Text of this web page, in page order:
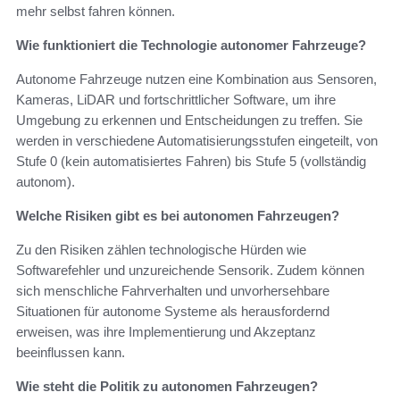
mehr selbst fahren können.
Wie funktioniert die Technologie autonomer Fahrzeuge?
Autonome Fahrzeuge nutzen eine Kombination aus Sensoren,
Kameras, LiDAR und fortschrittlicher Software, um ihre
Umgebung zu erkennen und Entscheidungen zu treffen. Sie
werden in verschiedene Automatisierungsstufen eingeteilt, von
Stufe 0 (kein automatisiertes Fahren) bis Stufe 5 (vollständig
autonom).
Welche Risiken gibt es bei autonomen Fahrzeugen?
Zu den Risiken zählen technologische Hürden wie
Softwarefehler und unzureichende Sensorik. Zudem können
sich menschliche Fahrverhalten und unvorhersehbare
Situationen für autonome Systeme als herausfordernd
erweisen, was ihre Implementierung und Akzeptanz
beeinflussen kann.
Wie steht die Politik zu autonomen Fahrzeugen?